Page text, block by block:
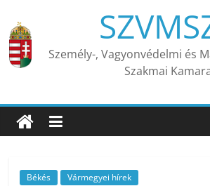
content
Személy-, Vagyonvédelmi és
Szakmai
Békés Vármegyei hírek